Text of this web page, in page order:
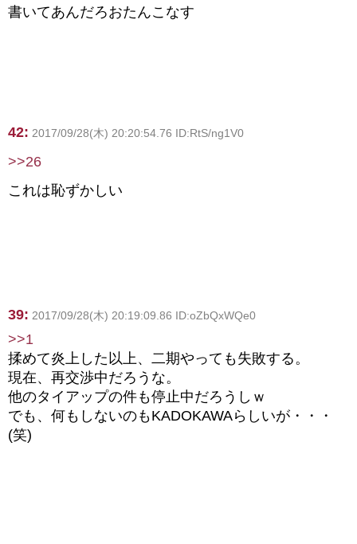
書いてあんだろおたんこなす
42: 2017/09/28(木) 20:20:54.76 ID:RtS/ng1V0
>>26
これは恥ずかしい
39: 2017/09/28(木) 20:19:09.86 ID:oZbQxWQe0
>>1
揉めて炎上した以上、二期やっても失敗する。
現在、再交渉中だろうな。
他のタイアップの件も停止中だろうしｗ
でも、何もしないのもKADOKAWAらしいが・・・
(笑)